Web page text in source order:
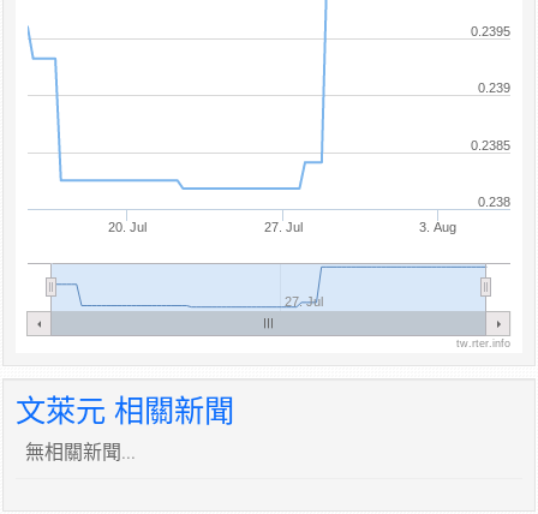
20. Jul 27. Jul 3. Aug
27. Jul
0.238
0.2385
0.239
0.2395
tw.rter.info
文萊元 相關新聞
無相關新聞...